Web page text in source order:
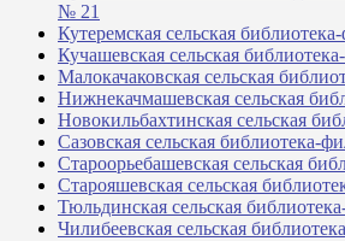
№ 21
Кутеремская сельская
Кучашевская сельская
Малокачаковская сельская
Нижнекачмашевская сельская
Новокильбахтинская сельская
Сазовская сельская библиотека-
Староорьебашевская сельская
Старояшевская сельская
Тюльдинская сельская
Чилибеевская сельская